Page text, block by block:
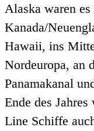
Alaska waren
Kanada/
Hawaii, ins
Nordeuropa, an
Panamakanal
Ende des
Line Schiffe